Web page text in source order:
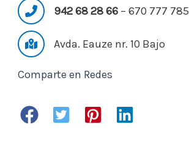
942 68 28 66– 670 777 785
Avda. Eauze nr. 10 Bajo
Comparte en Redes